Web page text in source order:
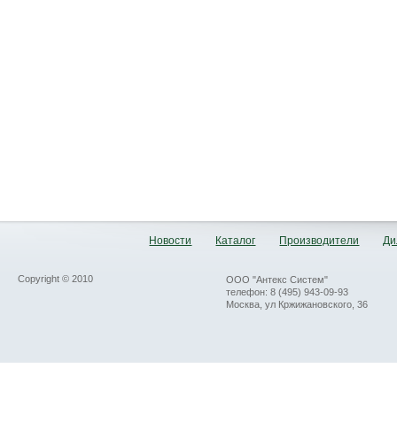
Новости Каталог Производители
Copyright © 2010
ООО "Антекс Систем"
телефон: 8 (495) 943-09-93
Москва, ул Кржижановского, 36